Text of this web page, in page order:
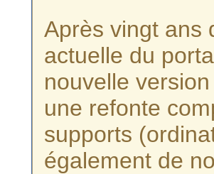
Après vingt ans
actuelle du
nouvelle
une refonte
supports
également de